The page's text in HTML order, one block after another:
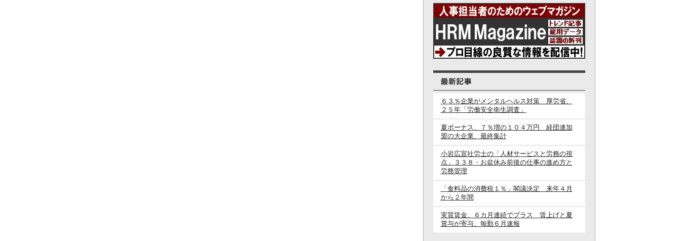
６３％企業がメンタルヘルス対策 厚労省、
２５年「労働安全衛生調査」
夏ボーナス、７％増の１０４万円 経団連加
盟の大企業、最終集計
小岩広宣社労士の「人材サービスと労務の視
点」３３８・お盆休み前後の仕事の進め方と
労務管理
「食料品の消費税１％」閣議決定 来年４月
から２年間
実質賃金、６カ月連続でプラス 賃上げと夏
賞与が寄与、毎勤６月速報